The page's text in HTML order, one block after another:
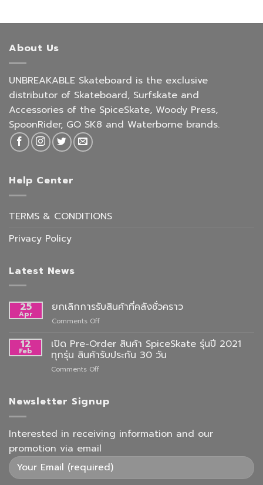
About Us
UNBREAKABLE Skateboard is the exclusive
distributor of Skateboard, Surfskate and
Accessories of the SpiceSkate, Woody Press,
SpoonRider, GO SK8 and Waterborne brands.
Help Center
TERMS & CONDITIONS
Privacy Policy
Latest News
25
Apr
ยกเลิกการรับสินค้าที่คลังชั่วคราว
Comments Offon
การ
รับ
สินค้า
12
Feb
เปิด Pre-Order สินค้า SpiceSkate รุ่นปี 2021
ทุกรุ่น สินค้ารับประกัน 30 วัน
Comments Offon
Order
สินค้า
รุ่น
ปี
ทุก
รุ่น
สินค้า
Newsletter Signup
Interested in receiving information and our
promotion via email